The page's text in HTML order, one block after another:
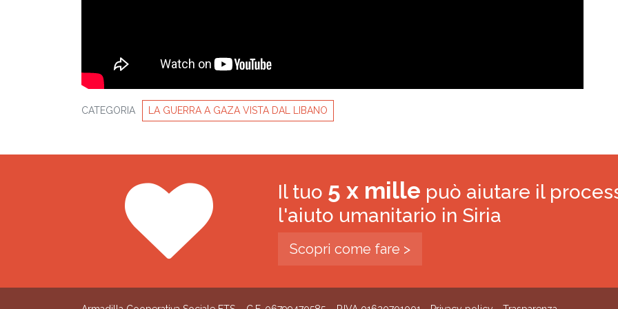
CATEGORIA LA GUERRA A GAZA VISTA DAL LIBANO
Il tuo 5 x mille può aiutare il
l'aiuto umanitario in Siria
Scopri come fare >